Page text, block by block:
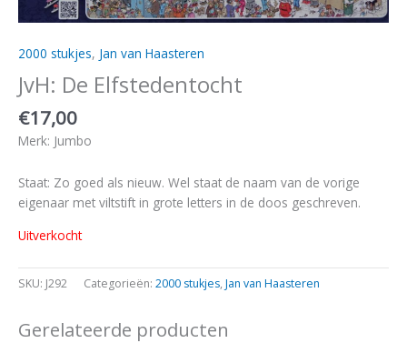
2000 stukjes, Jan van Haasteren
JvH: De Elfstedentocht
€17,00
Merk: Jumbo
Staat: Zo goed als nieuw. Wel staat de naam van de vorige
eigenaar met viltstift in grote letters in de doos geschreven.
Uitverkocht
SKU: J292 Categorieën: 2000 stukjes, Jan van Haasteren
Gerelateerde producten